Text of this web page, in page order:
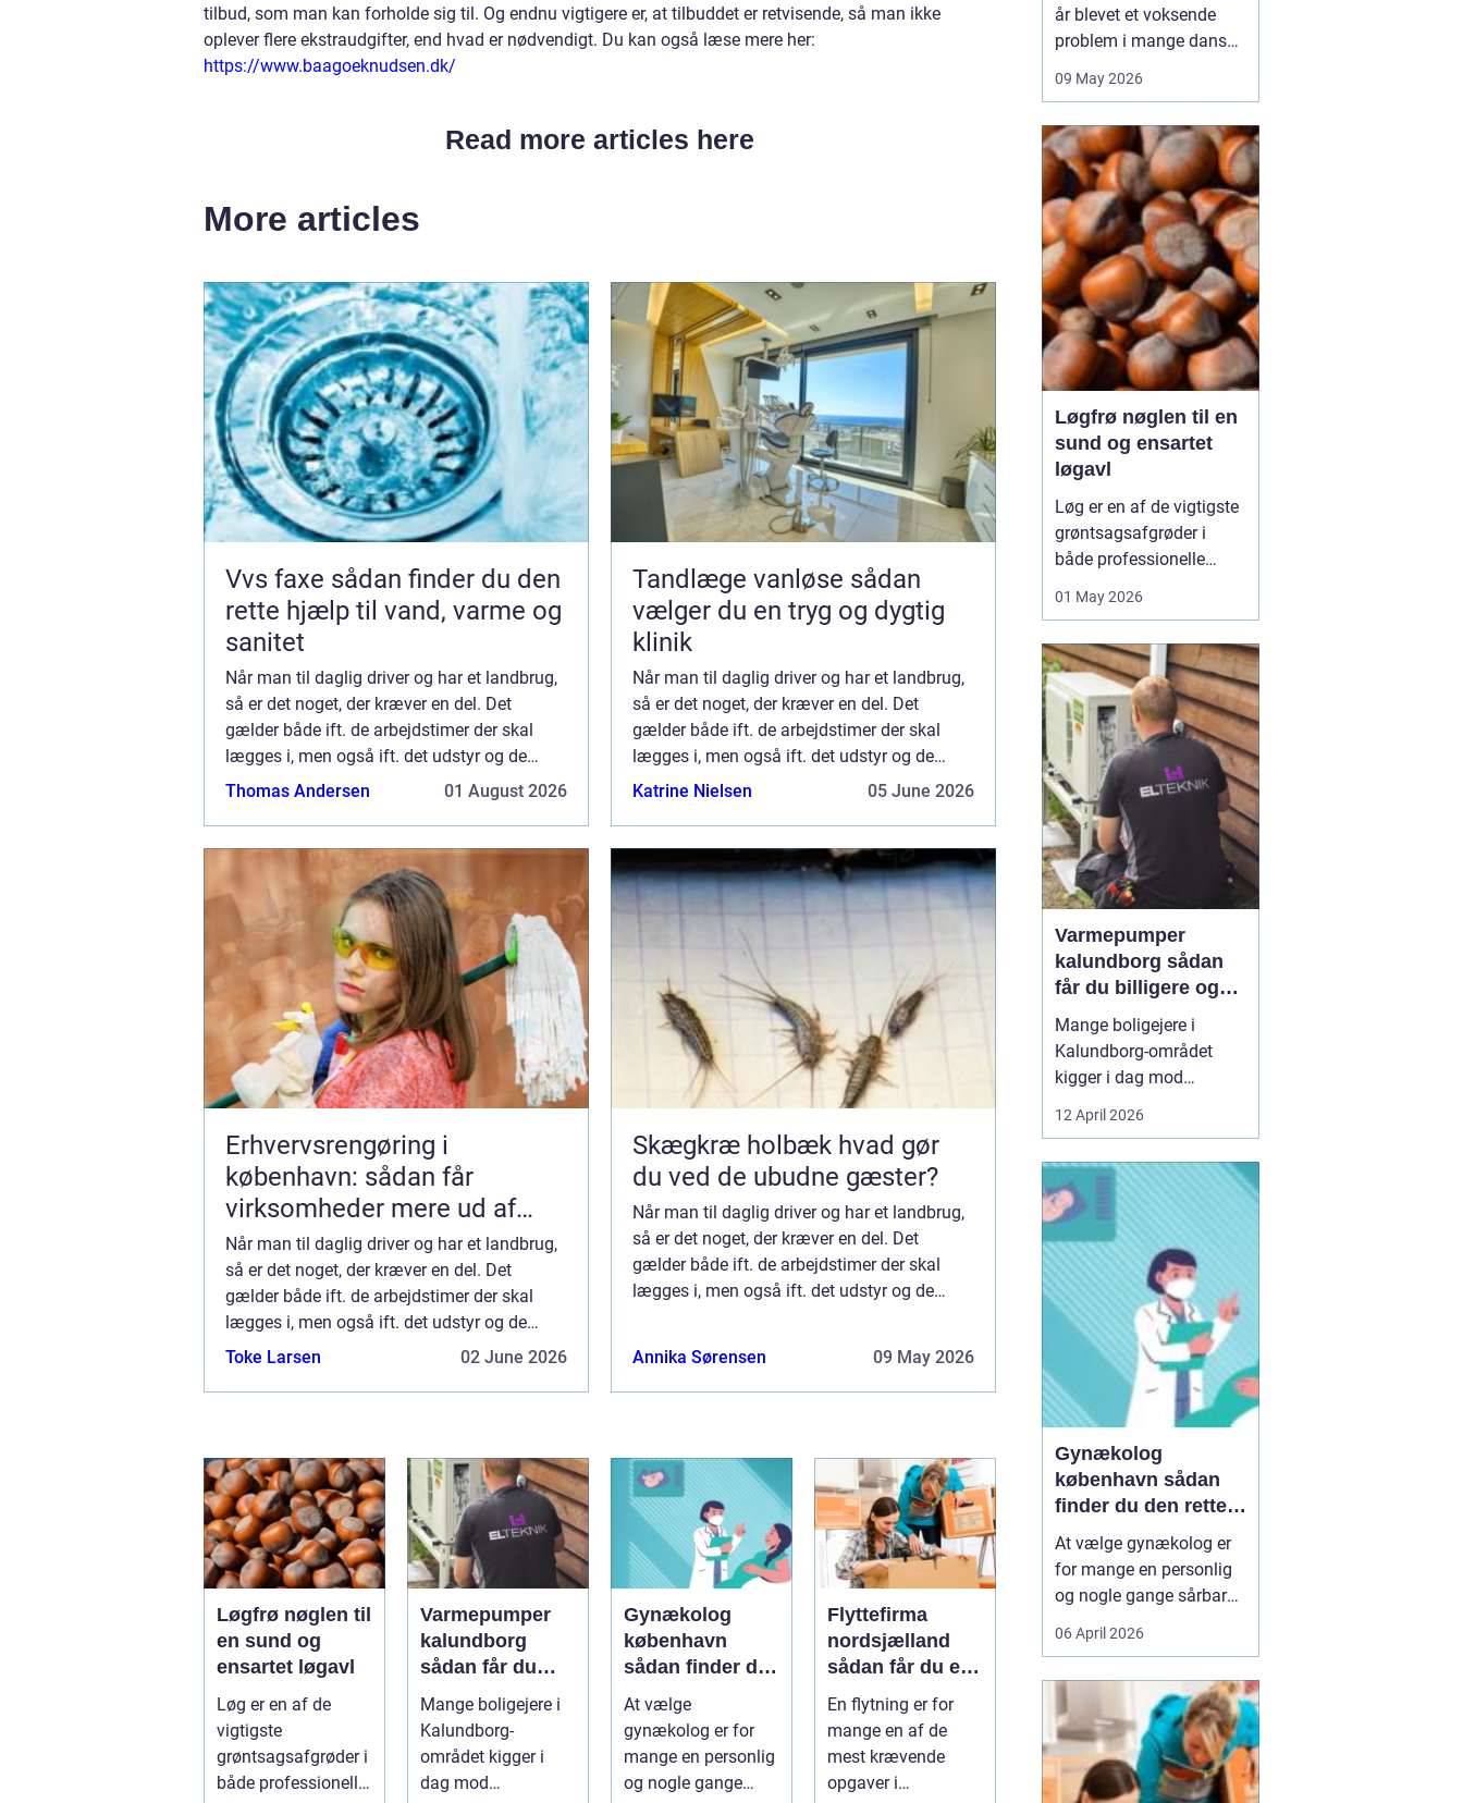
tilbud, som man kan forholde sig til. Og endnu vigtigere er, at tilbuddet er retvisende, så man ikke
oplever flere ekstraudgifter, end hvad er nødvendigt. Du kan også læse mere her:
https://www.baagoeknudsen.dk/
Read more articles here
More articles
Vvs faxe sådan finder du den
rette hjælp til vand, varme og
sanitet
Når man til daglig driver og har et landbrug,
så er det noget, der kræver en del. Det
gælder både ift. de arbejdstimer der skal
lægges i, men også ift. det udstyr og de
bygninger, som de kræver for at k...
Thomas Andersen 01 August 2026
Tandlæge vanløse sådan
vælger du en tryg og dygtig
klinik
Når man til daglig driver og har et landbrug,
så er det noget, der kræver en del. Det
gælder både ift. de arbejdstimer der skal
lægges i, men også ift. det udstyr og de
bygninger, som de kræver for at k...
Katrine Nielsen 05 June 2026
Erhvervsrengøring i
københavn: sådan får
virksomheder mere ud af
hverdagen
Når man til daglig driver og har et landbrug,
så er det noget, der kræver en del. Det
gælder både ift. de arbejdstimer der skal
lægges i, men også ift. det udstyr og de
bygninger, som de kræver for at k...
Toke Larsen 02 June 2026
Skægkræ holbæk hvad gør
du ved de ubudne gæster?
Når man til daglig driver og har et landbrug,
så er det noget, der kræver en del. Det
gælder både ift. de arbejdstimer der skal
lægges i, men også ift. det udstyr og de
Annika Sørensen
09 May 2026
Løgfrø nøglen til
en sund og
ensartet løgavl
Løg er en af de
vigtigste
grøntsagsafgrøder i
både professionelle
Varmepumper
kalundborg
sådan får du
billigere og
mere
bæredygtig
varme
Mange boligejere i
Kalundborg-
området kigger i
dag mod
Gynækolog
københavn
sådan finder du
den rette
specialist
At vælge
gynækolog er for
mange en personlig
og nogle gange
Flyttefirma
nordsjælland
sådan får du en
tryg og effektiv
flytning
En flytning er for
mange en af de
mest krævende
opgaver i
år blevet et voksende
problem i mange danske
undtagelse. De små,
dukker ofte op i nye
boliger, renoverede
lejligheder og
parcelhuse, hvor de
langsomt breder sig fra
rum til rum. Mang...
09 May 2026
Løgfrø nøglen til en
sund og ensartet
løgavl
Løg er en af de vigtigste
grøntsagsafgrøder i
både professionelle
landbrugsproduktioner.
starter med kvaliteten af
Løgfrø, og små forskelle
i frøets sundhed,
sortsege...
01 May 2026
Varmepumper
kalundborg sådan
får du billigere og
mere bæredygtig
varme
Mange boligejere i
Kalundborg-området
kigger i dag mod
varmepumper som en
vej til lavere
behageligt indeklima.
Priserne på energi
svinger, kravene til CO2-
reduktion stiger, og
gamle elradiatorer, olie-
og pillefyr bliver både ...
12 April 2026
Gynækolog
københavn sådan
finder du den rette
specialist
At vælge gynækolog er
for mange en personlig
og nogle gange sårbar
beslutning. Man skal
både føle sig tryg, hørt
storby som København
kan det være svært at
danne sig overblik over
de mange muligheder,
06 April 2026